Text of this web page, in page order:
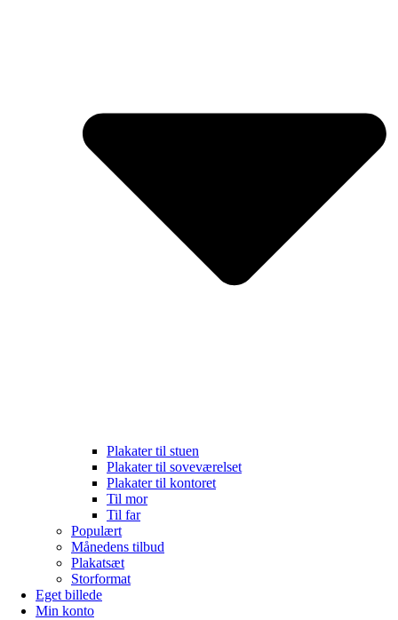
Plakater til stuen
Plakater til soveværelset
Plakater til kontoret
Til mor
Til far
Populært
Månedens tilbud
Plakatsæt
Storformat
Eget billede
Min konto